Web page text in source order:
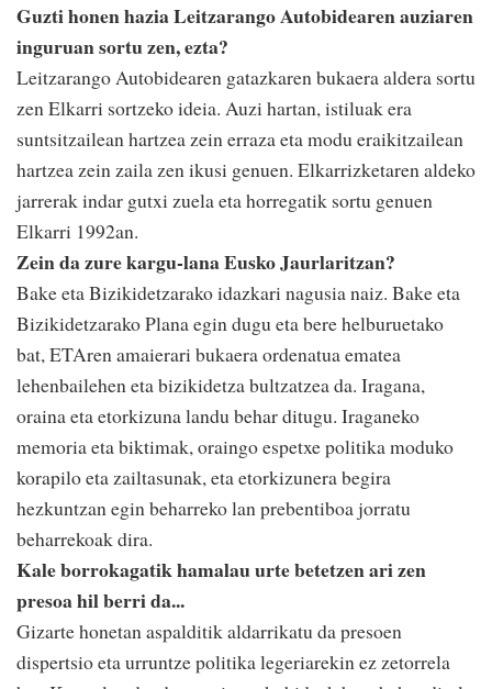
Guzti honen hazia Leitzarango Autobidearen auziaren
inguruan sortu zen, ezta?
Leitzarango Autobidearen gatazkaren bukaera aldera sortu
zen Elkarri sortzeko ideia. Auzi hartan, istiluak era
suntsitzailean hartzea zein erraza eta modu eraikitzailean
hartzea zein zaila zen ikusi genuen. Elkarrizketaren aldeko
jarrerak indar gutxi zuela eta horregatik sortu genuen
Elkarri 1992an.
Zein da zure kargu-lana Eusko Jaurlaritzan?
Bake eta Bizikidetzarako idazkari nagusia naiz. Bake eta
Bizikidetzarako Plana egin dugu eta bere helburuetako
bat, ETAren amaierari bukaera ordenatua ematea
lehenbailehen eta bizikidetza bultzatzea da. Iragana,
oraina eta etorkizuna landu behar ditugu. Iraganeko
memoria eta biktimak, oraingo espetxe politika moduko
korapilo eta zailtasunak, eta etorkizunera begira
hezkuntzan egin beharreko lan prebentiboa jorratu
beharrekoak dira.
Kale borrokagatik hamalau urte betetzen ari zen
presoa hil berri da...
Gizarte honetan aspalditik aldarrikatu da presoen
dispertsio eta urruntze politika legeriarekin ez zetorrela